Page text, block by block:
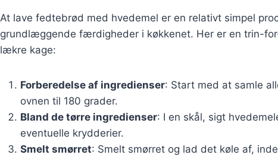
At lave fedtebrød med hvedemel er en relativt simpel
grundlæggende færdigheder i køkkenet. Her er en trin-
lækre kage:
Forberedelse af ingredienser: Start med at samle
ovnen til 180 grader.
Bland de tørre ingredienser: I en skål, sigt
eventuelle krydderier.
Smelt smørret: Smelt smørret og lad det køle af,